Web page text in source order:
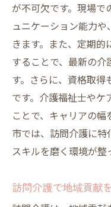
が不可欠です。現場で
ュニケーション能力
きます。また、定期
することで、最新の
す。さらに、資格取
です。介護福祉士やケ
ことで、キャリアの
市では、訪問介護に特
スキルを磨く環境が整
訪問介護で地域貢献